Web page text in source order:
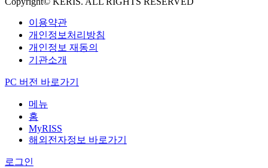
이용약관
개인정보처리방침
개인정보 재동의
기관소개
PC 버전 바로가기
메뉴
홈
MyRISS
해외전자정보 바로가기
로그인